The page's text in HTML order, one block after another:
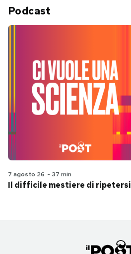
Podcast
7 agosto 26 - 37 min
Il difficile mestiere di ripetersi